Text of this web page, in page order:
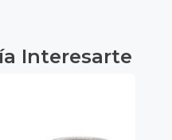
Interesarte